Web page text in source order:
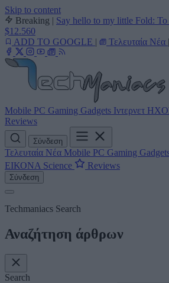
Skip to content
Breaking | Say hello to my little Fold:
$12.560
ADD TO GOOGLE | Τελευταία Νέα |
Mobile PC Gaming Gadgets Ιντερνετ
Reviews
Σύνδεση
Τελευταία Νέα Mobile PC Gaming
ΕΙΚΟΝΑ Science Reviews
Σύνδεση
Techmaniacs Search
Αναζήτηση άρθρων
Search